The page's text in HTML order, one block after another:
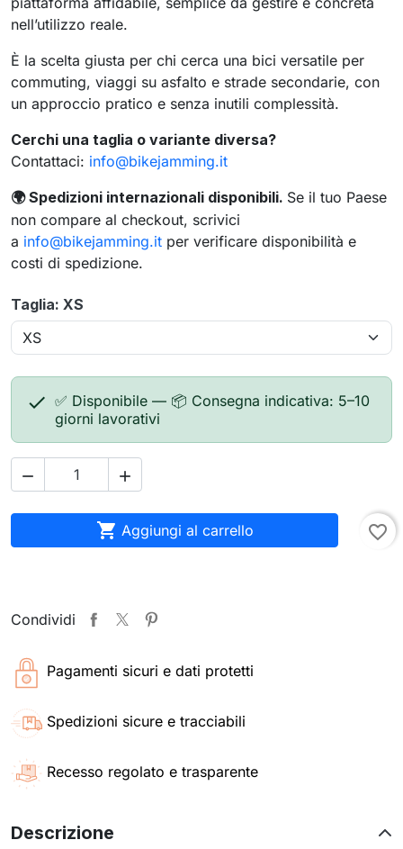
nell’utilizzo reale.
È la scelta giusta per chi cerca una bici versatile per
commuting, viaggi su asfalto e strade secondarie, con
un approccio pratico e senza inutili complessità.
Cerchi una taglia o variante diversa?
Contattaci: info@bikejamming.it
🌍Spedizioni internazionali disponibili. Se il tuo Paese
non compare al checkout, scrivici
a info@bikejamming.it per verificare disponibilità e
costi di spedizione.
Taglia: XS
 ✅ Disponibile — 📦 Consegna indicativa: 5–10
giorni lavorativi
 
 Aggiungi al carrello favorite_border
Condividi
Pagamenti sicuri e dati protetti
Spedizioni sicure e tracciabili
Recesso regolato e trasparente
Descrizione